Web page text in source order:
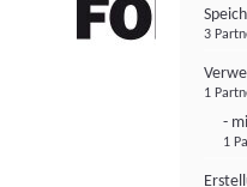
3
1
-
1
FONDS professionell